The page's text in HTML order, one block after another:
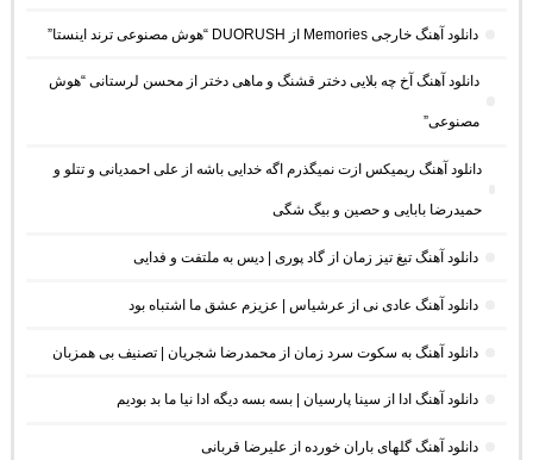
دانلود آهنگ خارجی Memories از DUORUSH “هوش مصنوعی ترند اینستا”
دانلود آهنگ آخ چه بلایی دختر قشنگ و ماهی دختر از محسن لرستانی “هوش
مصنوعی”
دانلود آهنگ ریمیکس ازت نمیگذرم اگه خدایی باشه از علی احمدیانی و تتلو و
حمیدرضا بابایی و حصین و بیگ شگی
دانلود آهنگ تیغ تیز زمان از گاد پوری | دیس به ملتفت و فدایی
دانلود آهنگ عادی نی از عرشیاس | عزیزم عشق ما اشتباه بود
دانلود آهنگ به سکوت سرد زمان از محمدرضا شجریان | تصنیف بی همزبان
دانلود آهنگ ادا از سینا پارسیان | بسه بسه دیگه ادا نیا ما بد بودیم
دانلود آهنگ گلهای باران خورده از علیرضا قربانی